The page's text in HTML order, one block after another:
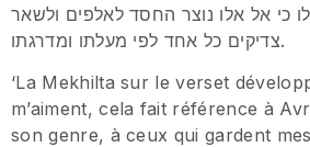
כי אל אלו נוצר החסד לאלפים ולשאר
צדיקים כל אחד לפי מעלתו ומדרגתו.
‘La Mekhilta sur le verset
m’aiment, cela fait référence à
son genre, à ceux qui gardent